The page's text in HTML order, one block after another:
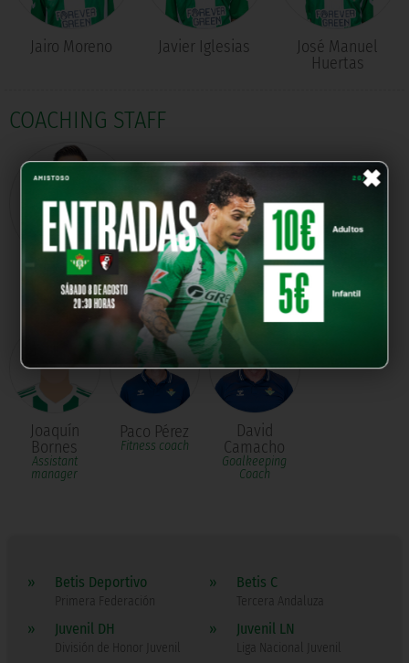
×
Jairo Moreno Javier Iglesias
José Manuel
Huertas
COACHING STAFF
Edgar Agudo
Manager
Joaquín
Bornes
Assistant
manager
Paco Pérez
Fitness coach
David
Camacho
Goalkeeping
Coach
» Betis Deportivo
Primera Federación
» Betis C
Tercera Andaluza
» Juvenil DH
División de Honor Juvenil
» Juvenil LN
Liga Nacional Juvenil